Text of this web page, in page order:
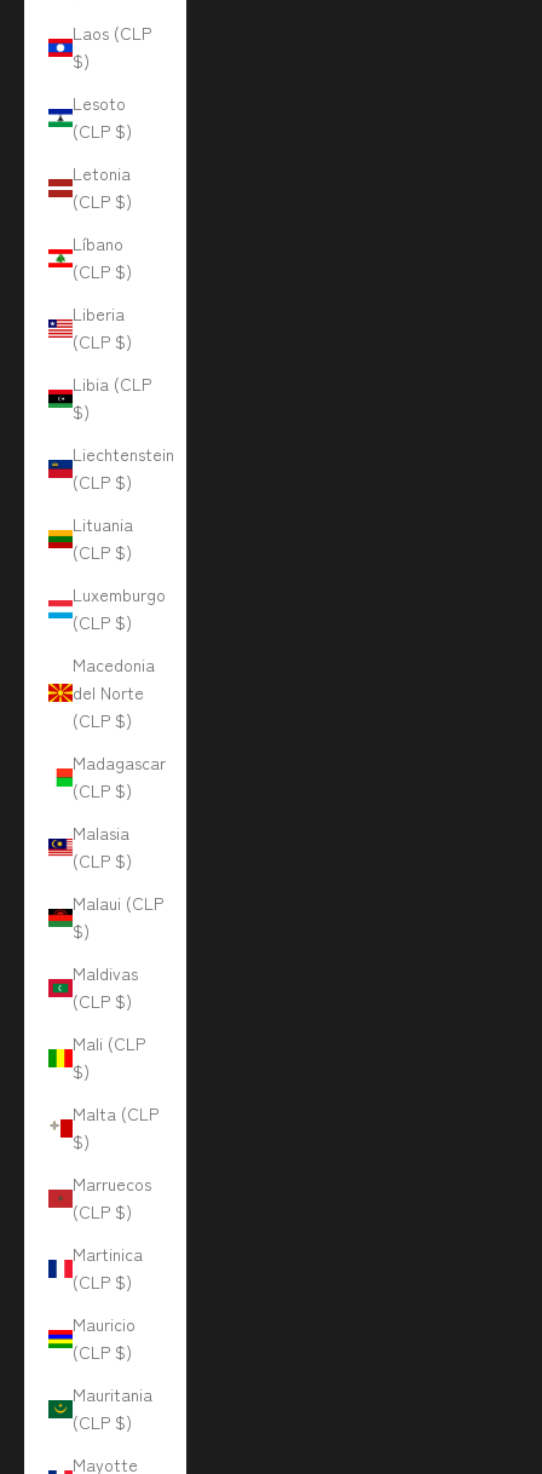
Laos (CLP
$)
Lesoto
(CLP $)
Letonia
(CLP $)
Líbano
(CLP $)
Liberia
(CLP $)
Libia (CLP
$)
Liechtenstein
(CLP $)
Lituania
(CLP $)
Luxemburgo
(CLP $)
Macedonia
del Norte
(CLP $)
Madagascar
(CLP $)
Malasia
(CLP $)
Malaui (CLP
$)
Maldivas
(CLP $)
Mali (CLP
$)
Malta (CLP
$)
Marruecos
(CLP $)
Martinica
(CLP $)
Mauricio
(CLP $)
Mauritania
(CLP $)
Mayotte